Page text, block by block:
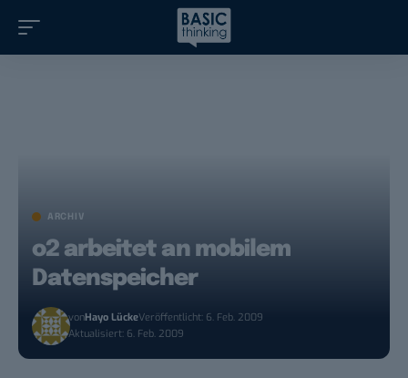
ARCHIV
o2 arbeitet an mobilem
Datenspeicher
vonHayo LückeVeröffentlicht: 6. Feb. 2009
Aktualisiert: 6. Feb. 2009